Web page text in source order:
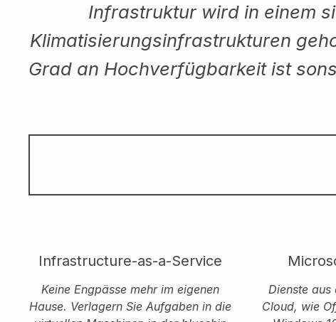
Infrastruktur wird in einem
Klimatisierungsinfrastrukturen
Grad an Hochverfügbarkeit ist
Infrastructure-as-a-Service
Keine Engpässe mehr im eigenen
Hause. Verlagern Sie Aufgaben in die
Dienste
Cloud, wie